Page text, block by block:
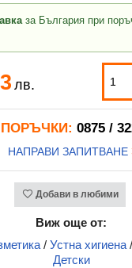
за България при
лв.
0875 /
НАПРАВИ ЗАПИТВАНЕ
Добави в любими
Виж още от:
/ Устна хигиена/
Детски